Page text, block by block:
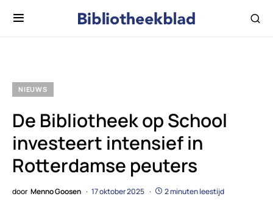
NIEUWS
De Bibliotheek op School
investeert intensief in
Rotterdamse peuters
door Menno Goosen 17 oktober 2025 2 minuten leestijd